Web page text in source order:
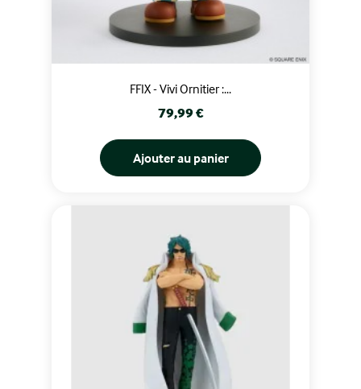
FFIX - Vivi Ornitier :...
Prix
79,99 €
Ajouter au panier